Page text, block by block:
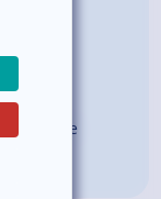
de pôle